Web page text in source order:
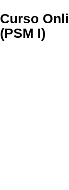
Curso
(PSM I)